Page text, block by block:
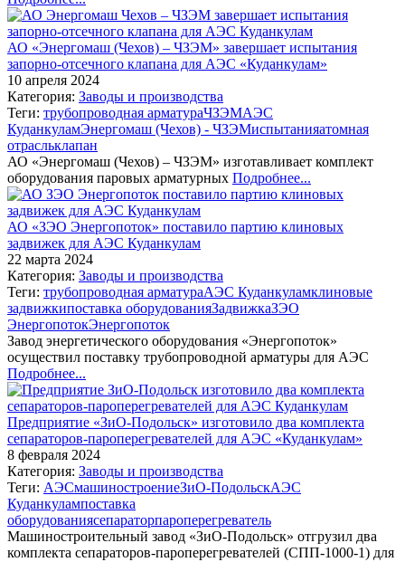
АО «Энергомаш (Чехов) – ЧЗЭМ» завершает испытания
запорно-отсечного клапана для АЭС «Куданкулам»
10 апреля 2024
Категория: Заводы и производства
Теги: трубопроводная арматураЧЗЭМАЭС
КуданкуламЭнергомаш (Чехов) - ЧЗЭМиспытанияатомная
отрасльклапан
АО «Энергомаш (Чехов) – ЧЗЭМ» изготавливает комплект
оборудования паровых арматурных Подробнее...
АО «ЗЭО Энергопоток» поставило партию клиновых
задвижек для АЭС Куданкулам
22 марта 2024
Категория: Заводы и производства
Теги: трубопроводная арматураАЭС Куданкуламклиновые
задвижкипоставка оборудованияЗадвижкаЗЭО
ЭнергопотокЭнергопоток
Завод энергетического оборудования «Энергопоток»
осуществил поставку трубопроводной арматуры для АЭС
Подробнее...
Предприятие «ЗиО-Подольск» изготовило два комплекта
сепараторов-пароперегревателей для АЭС «Куданкулам»
8 февраля 2024
Категория: Заводы и производства
Теги: АЭСмашиностроениеЗиО-ПодольскАЭС
Куданкулампоставка
оборудованиясепараторпароперегреватель
Машиностроительный завод «ЗиО-Подольск» отгрузил два
комплекта сепараторов-пароперегревателей (СПП-1000-1) для